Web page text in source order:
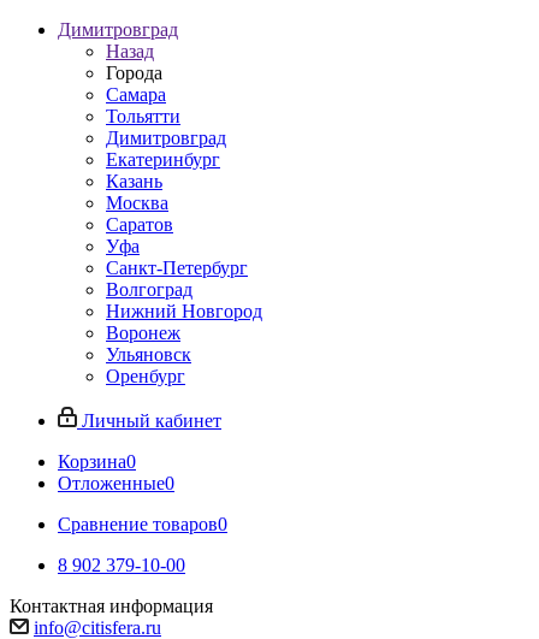
Димитровград
Назад
Города
Самара
Тольятти
Димитровград
Екатеринбург
Казань
Москва
Саратов
Уфа
Санкт-Петербург
Волгоград
Нижний Новгород
Воронеж
Ульяновск
Оренбург
Личный кабинет
Корзина0
Отложенные0
Сравнение товаров0
8 902 379-10-00
Контактная информация
info@citisfera.ru